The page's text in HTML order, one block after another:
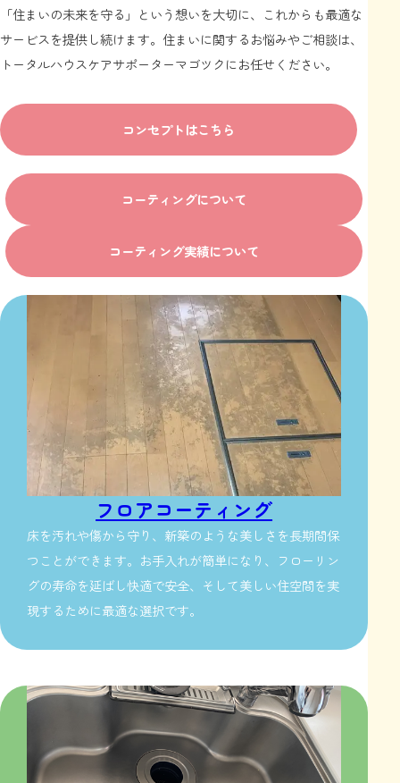
「住まいの未来を守る」という想いを大切に、これからも最適な
サービスを提供し続けます。住まいに関するお悩みやご相談は、
トータルハウスケアサポーターマゴツクにお任せください。
コンセプトはこちら
コーティングについて
コーティング実績について
フロアコーティング
床を汚れや傷から守り、新築のような美しさを長期間保
つことができます。お手入れが簡単になり、フローリン
グの寿命を延ばし快適で安全、そして美しい住空間を実
現するために最適な選択です。